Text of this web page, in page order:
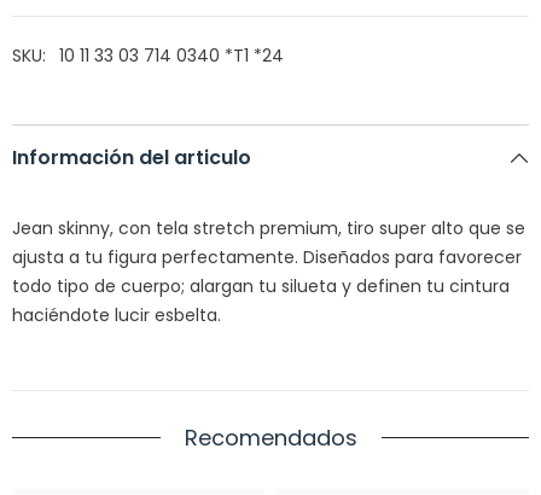
SKU: 10 11 33 03 714 0340 *T1 *24
Información del articulo
Jean skinny, con tela stretch premium, tiro super alto que se
ajusta a tu figura perfectamente. Diseñados para favorecer
todo tipo de cuerpo; alargan tu silueta y definen tu cintura
haciéndote lucir esbelta.
Recomendados